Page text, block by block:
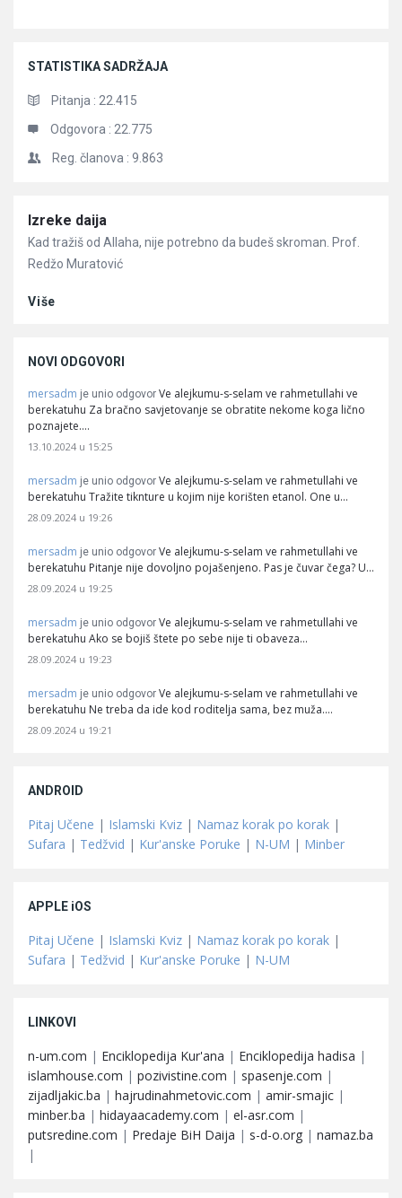
STATISTIKA SADRŽAJA
Pitanja : 22.415
Odgovora : 22.775
Reg. članova : 9.863
Članci
Izreke daija
Kad tražiš od Allaha, nije potrebno da budeš skroman. Prof.
Redžo Muratović
Više
NOVI ODGOVORI
mersadm je unio odgovor Ve alejkumu-s-selam ve rahmetullahi ve
berekatuhu Za bračno savjetovanje se obratite nekome koga lično
poznajete.…
13.10.2024 u 15:25
mersadm je unio odgovor Ve alejkumu-s-selam ve rahmetullahi ve
berekatuhu Tražite tiknture u kojim nije korišten etanol. One u…
28.09.2024 u 19:26
mersadm je unio odgovor Ve alejkumu-s-selam ve rahmetullahi ve
berekatuhu Pitanje nije dovoljno pojašenjeno. Pas je čuvar čega? U…
28.09.2024 u 19:25
mersadm je unio odgovor Ve alejkumu-s-selam ve rahmetullahi ve
berekatuhu Ako se bojiš štete po sebe nije ti obaveza…
28.09.2024 u 19:23
mersadm je unio odgovor Ve alejkumu-s-selam ve rahmetullahi ve
berekatuhu Ne treba da ide kod roditelja sama, bez muža.…
28.09.2024 u 19:21
ANDROID
Pitaj Učene | Islamski Kviz | Namaz korak po korak |
Sufara | Tedžvid | Kur'anske Poruke | N-UM | Minber
APPLE iOS
Pitaj Učene | Islamski Kviz | Namaz korak po korak |
Sufara | Tedžvid | Kur'anske Poruke | N-UM
LINKOVI
n-um.com | Enciklopedija Kur'ana | Enciklopedija hadisa |
islamhouse.com | pozivistine.com | spasenje.com |
zijadljakic.ba | hajrudinahmetovic.com | amir-smajic |
minber.ba | hidayaacademy.com | el-asr.com |
putsredine.com | Predaje BiH Daija | s-d-o.org | namaz.ba
|